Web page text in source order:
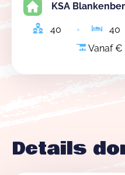
KSA
40 40
Vanaf €
Details